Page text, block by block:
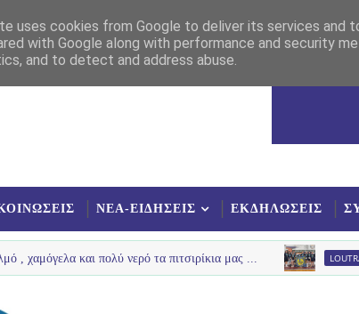
ΝΕΑ-ΕΙΔΗΣΕΙΣ ΕΚΔΗΛΩΣΕΙΣ
και πολύ νερό τα πιτσιρίκια μας ... LOUTRAKI SPRING
uses cookies from Google to deliver its services and
with Google along with performance and security
and to detect and address abuse.